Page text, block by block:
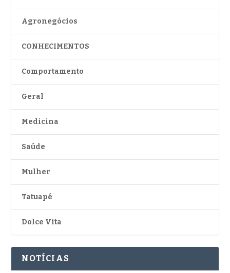
Agronegócios
CONHECIMENTOS
Comportamento
Geral
Medicina
Saúde
Mulher
Tatuapé
Dolce Vita
NOTÍCIAS